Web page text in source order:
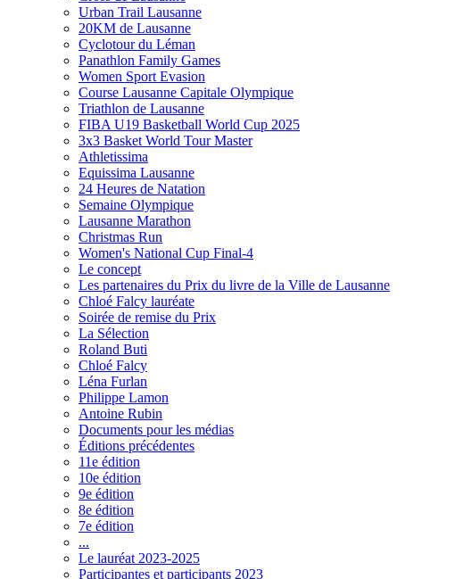
Urban Trail Lausanne
20KM de Lausanne
Cyclotour du Léman
Panathlon Family Games
Women Sport Evasion
Course Lausanne Capitale Olympique
Triathlon de Lausanne
FIBA U19 Basketball World Cup 2025
3x3 Basket World Tour Master
Athletissima
Equissima Lausanne
24 Heures de Natation
Semaine Olympique
Lausanne Marathon
Christmas Run
Women's National Cup Final-4
Le concept
Les partenaires du Prix du livre de la Ville de Lausanne
Chloé Falcy lauréate
Soirée de remise du Prix
La Sélection
Roland Buti
Chloé Falcy
Léna Furlan
Philippe Lamon
Antoine Rubin
Documents pour les médias
Éditions précédentes
11e édition
10e édition
9e édition
8e édition
7e édition
...
Le lauréat 2023-2025
Participantes et participants 2023